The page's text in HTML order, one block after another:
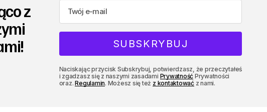
z
Naciskając przycisk Subskrybuj, potwierdzasz, że przeczytałeś
i zgadzasz się z naszymi zasadami Prywatność Prywatności
oraz.Regulamin. Możesz się też z kontaktowaćz nami.